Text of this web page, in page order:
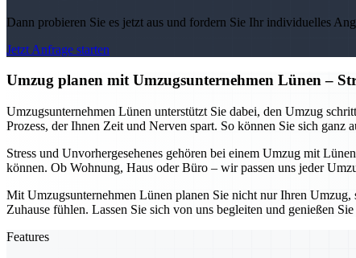
Dann probieren Sie es jetzt aus und fordern Sie Ihr individuelles
Jetzt Anfrage starten
Umzug planen mit Umzugsunternehmen Lünen –
Umzugsunternehmen Lünen unterstützt Sie dabei, den Umzug
Prozess, der Ihnen Zeit und Nerven spart. So können Sie sich ganz
Stress und Unvorhergesehenes gehören bei einem Umzug mit
können. Ob Wohnung, Haus oder Büro – wir passen uns jeder
Mit Umzugsunternehmen Lünen planen Sie nicht nur Ihren
Zuhause fühlen. Lassen Sie sich von uns begleiten und genießen
Features